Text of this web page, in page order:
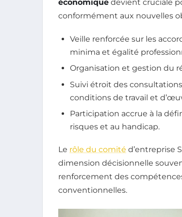
économique devient cruciale
conformément aux nouvelles
Veille renforcée sur les
minima et égalité
Organisation et gestion du
Suivi étroit des
conditions de travail et
Participation accrue à la
risques et au handicap.
Le rôle du comité d’entreprise
dimension décisionnelle
renforcement des
conventionnelles.